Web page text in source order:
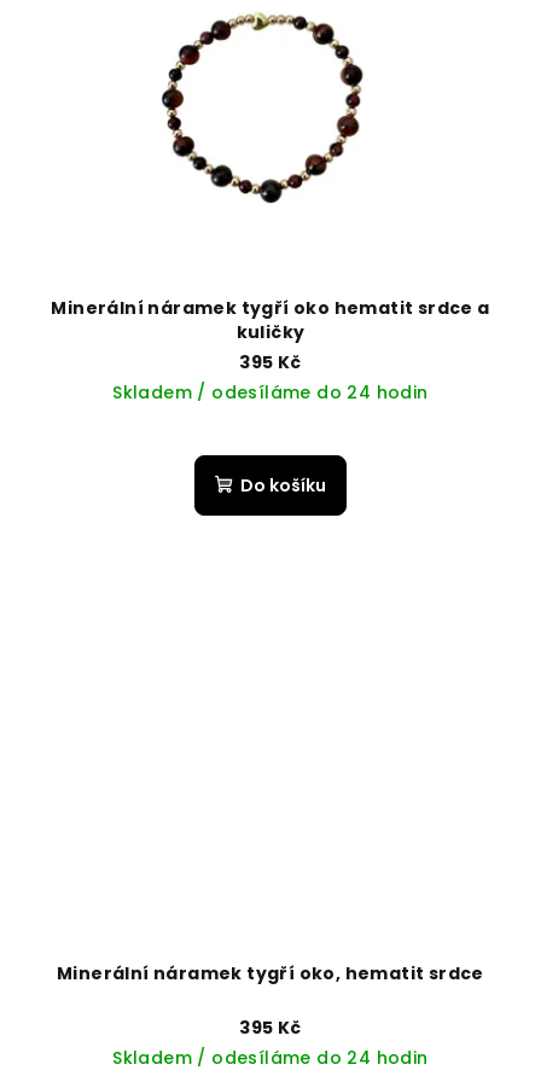
Minerální náramek tygří oko hematit srdce a
kuličky
395 Kč
Skladem / odesíláme do 24 hodin
Do košíku
Minerální náramek tygří oko, hematit srdce
395 Kč
Skladem / odesíláme do 24 hodin